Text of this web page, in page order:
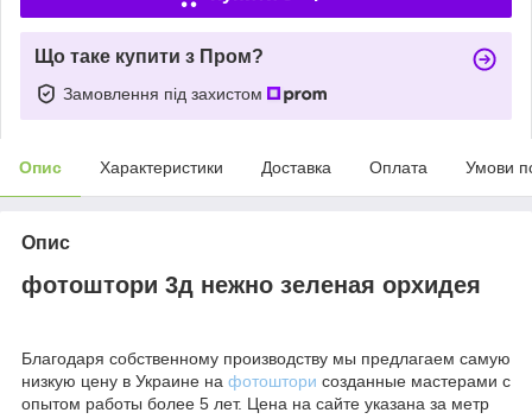
Що таке купити з Пром?
Замовлення під захистом
Опис Характеристики Доставка Оплата Умови
Опис
фотоштори 3д нежно зеленая орхидея
Благодаря собственному производству мы предлагаем самую
низкую цену в Украине на фотоштори созданные мастерами с
опытом работы более 5 лет. Цена на сайте указана за метр